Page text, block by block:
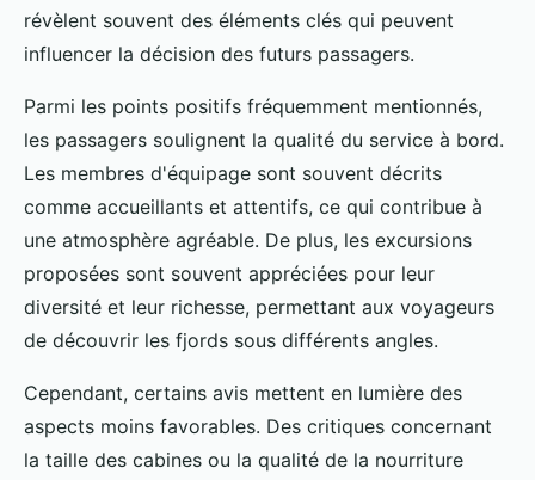
révèlent souvent des éléments clés qui peuvent
influencer la décision des futurs passagers.
Parmi les points positifs fréquemment mentionnés,
les passagers soulignent la qualité du service à bord.
Les membres d'équipage sont souvent décrits
comme accueillants et attentifs, ce qui contribue à
une atmosphère agréable. De plus, les excursions
proposées sont souvent appréciées pour leur
diversité et leur richesse, permettant aux voyageurs
de découvrir les fjords sous différents angles.
Cependant, certains avis mettent en lumière des
aspects moins favorables. Des critiques concernant
la taille des cabines ou la qualité de la nourriture